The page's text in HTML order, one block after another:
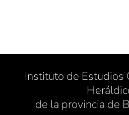
Instituto de Estudios
de la provincia de